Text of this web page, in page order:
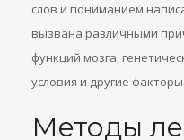
слов и пониманием
вызвана различными
функций мозга,
условия и другие факторы.
Методы